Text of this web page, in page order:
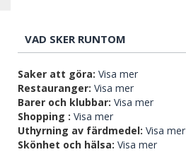
VAD SKER RUNTOM
Saker att göra: Visa mer
Restauranger: Visa mer
Barer och klubbar: Visa mer
Shopping : Visa mer
Uthyrning av färdmedel: Visa mer
Skönhet och hälsa: Visa mer